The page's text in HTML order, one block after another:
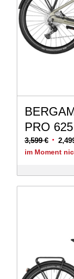
PRO
3,599€
Preis
3,599 €
im Moment